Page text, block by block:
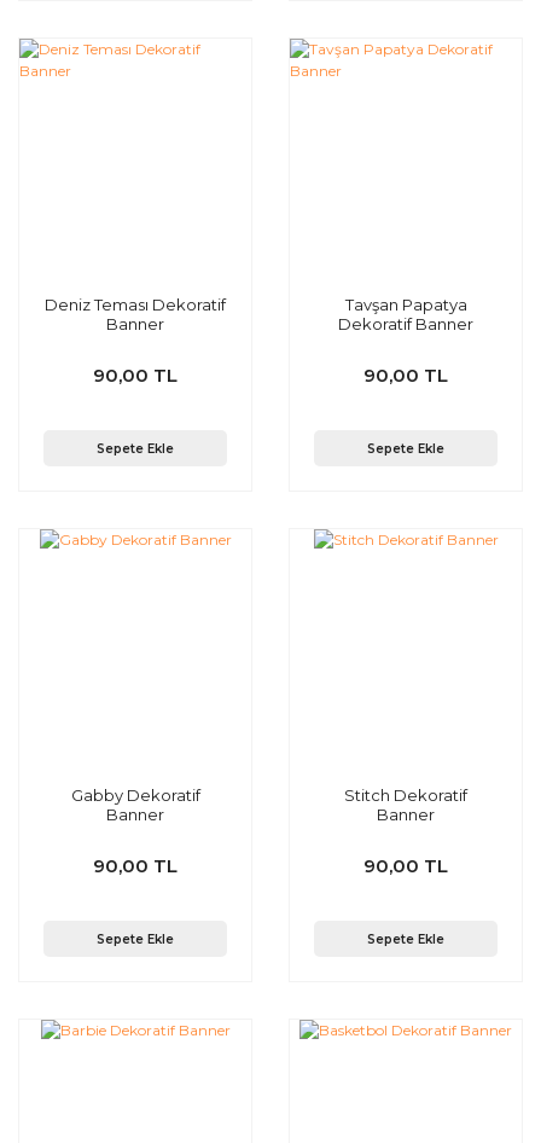
Deniz Teması Dekoratif
Banner
90,00 TL
Sepete Ekle
Tavşan Papatya
Dekoratif Banner
90,00 TL
Sepete Ekle
Gabby Dekoratif
Banner
90,00 TL
Sepete Ekle
Stitch Dekoratif
Banner
90,00 TL
Sepete Ekle